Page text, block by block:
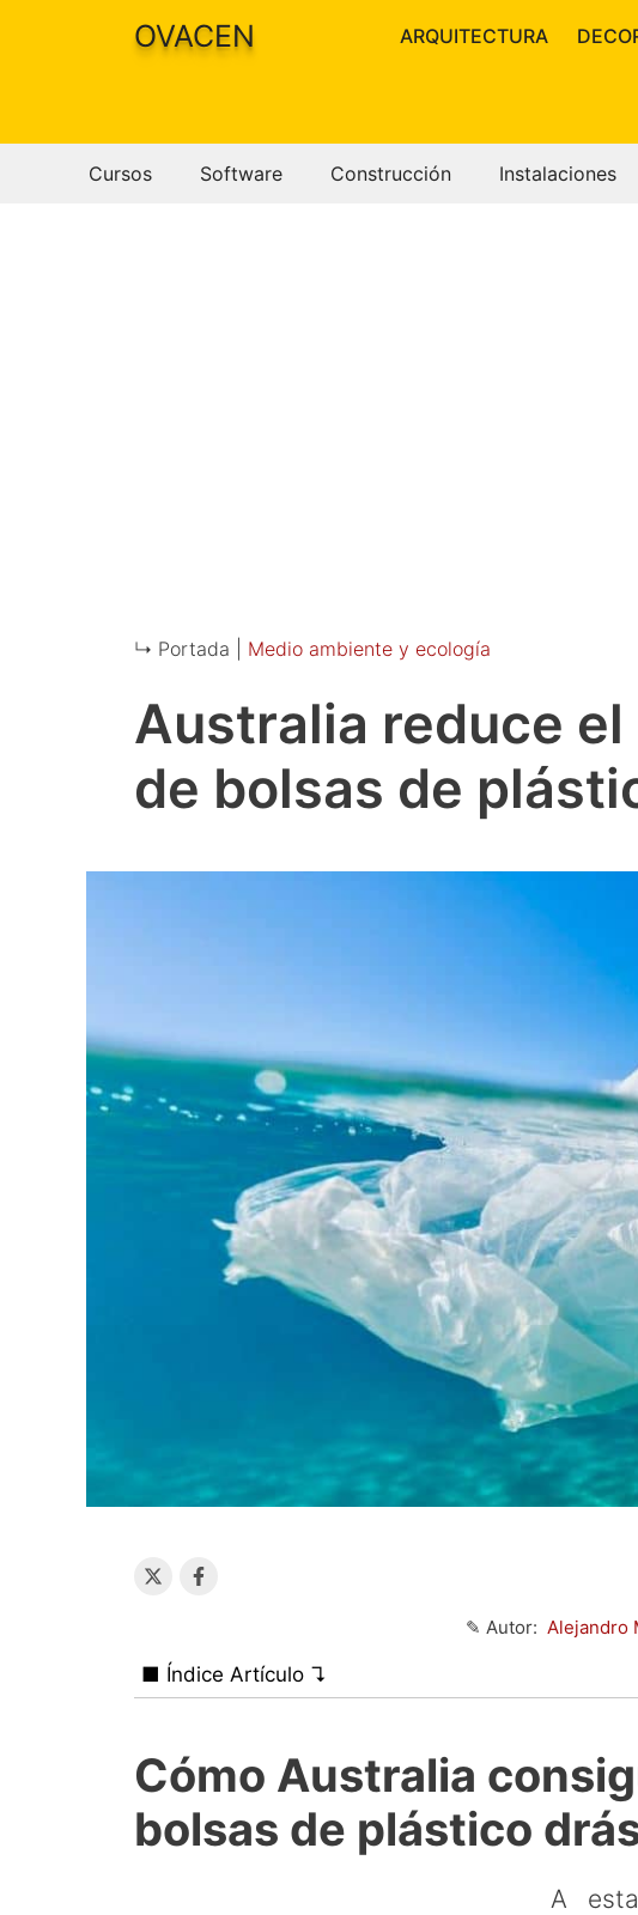
OVACEN ARQUITECTURA
Cursos Software Construcción Instalaciones
↳ Portada | Medio ambiente y ecología
Australia reduce el
de bolsas de
✎ Autor: Alejandro
■ Índice Artículo ↴
Cómo Australia
bolsas de plástico
A